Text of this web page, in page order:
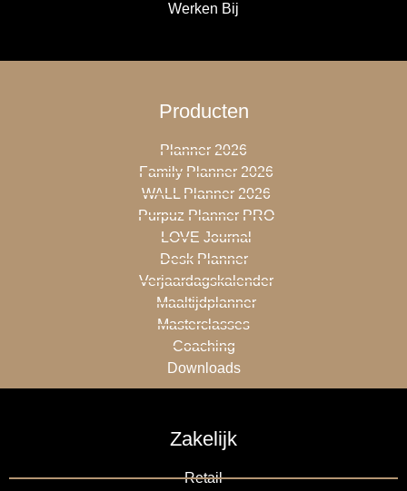
Werken Bij
Producten
Planner 2026
Family Planner 2026
WALL Planner 2026
Purpuz Planner PRO
LOVE Journal
Desk Planner
Verjaardagskalender
Maaltijdplanner
Masterclasses
Coaching
Downloads
Zakelijk
Retail